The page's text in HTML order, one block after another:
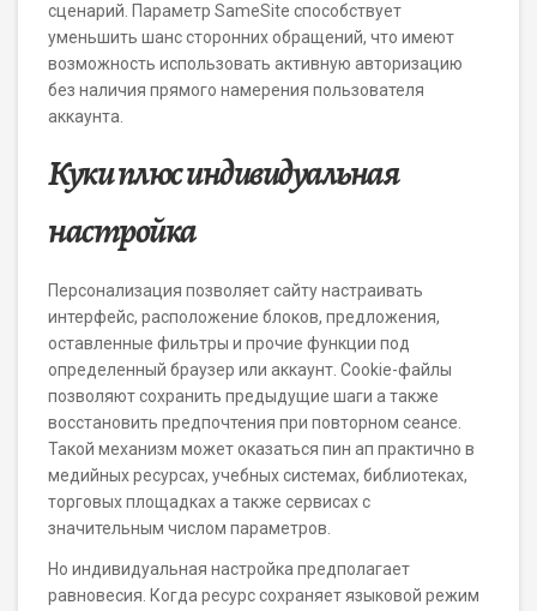
сценарий. Параметр SameSite способствует
уменьшить шанс сторонних обращений, что имеют
возможность использовать активную авторизацию
без наличия прямого намерения пользователя
аккаунта.
Куки плюс индивидуальная
настройка
Персонализация позволяет сайту настраивать
интерфейс, расположение блоков, предложения,
оставленные фильтры и прочие функции под
определенный браузер или аккаунт. Cookie-файлы
позволяют сохранить предыдущие шаги а также
восстановить предпочтения при повторном сеансе.
Такой механизм может оказаться пин ап практично в
медийных ресурсах, учебных системах, библиотеках,
торговых площадках а также сервисах с
значительным числом параметров.
Но индивидуальная настройка предполагает
равновесия. Когда ресурс сохраняет языковой режим